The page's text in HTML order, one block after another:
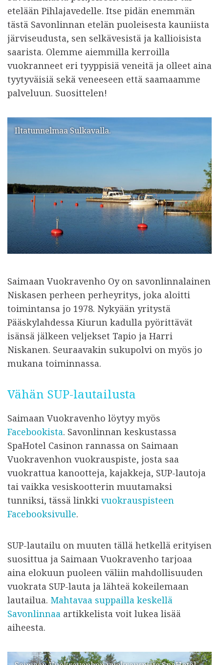
etelään Pihlajavedelle. Itse pidän enemmän
tästä Savonlinnan etelän puoleisesta kauniista
järviseudusta, sen selkävesistä ja kallioisista
saarista. Olemme aiemmilla kerroilla
vuokranneet eri tyyppisiä veneitä ja olleet aina
tyytyväisiä sekä veneeseen että saamaamme
palveluun. Suosittelen!
Iltatunnelmaa Sulkavalla.
Saimaan Vuokravenho Oy on savonlinnalainen
Niskasen perheen perheyritys, joka aloitti
toimintansa jo 1978. Nykyään yritystä
Pääskylahdessa Kiurun kadulla pyörittävät
isänsä jälkeen veljekset Tapio ja Harri
Niskanen. Seuraavakin sukupolvi on myös jo
mukana toiminnassa.
Vähän SUP-lautailusta
Saimaan Vuokravenho löytyy myös
Facebookista. Savonlinnan keskustassa
SpaHotel Casinon rannassa on Saimaan
Vuokravenhon vuokrauspiste, josta saa
vuokrattua kanootteja, kajakkeja, SUP-lautoja
tai vaikka vesiskootterin muutamaksi
tunniksi, tässä linkki vuokrauspisteen
Facebooksivulle.
SUP-lautailu on muuten tällä hetkellä erityisen
suosittua ja Saimaan Vuokravenho tarjoaa
aina elokuun puoleen väliin mahdollisuuden
vuokrata SUP-lauta ja lähteä kokeilemaan
lautailua. Mahtavaa suppailla keskellä
Savonlinnaa artikkelista voit lukea lisää
aiheesta.